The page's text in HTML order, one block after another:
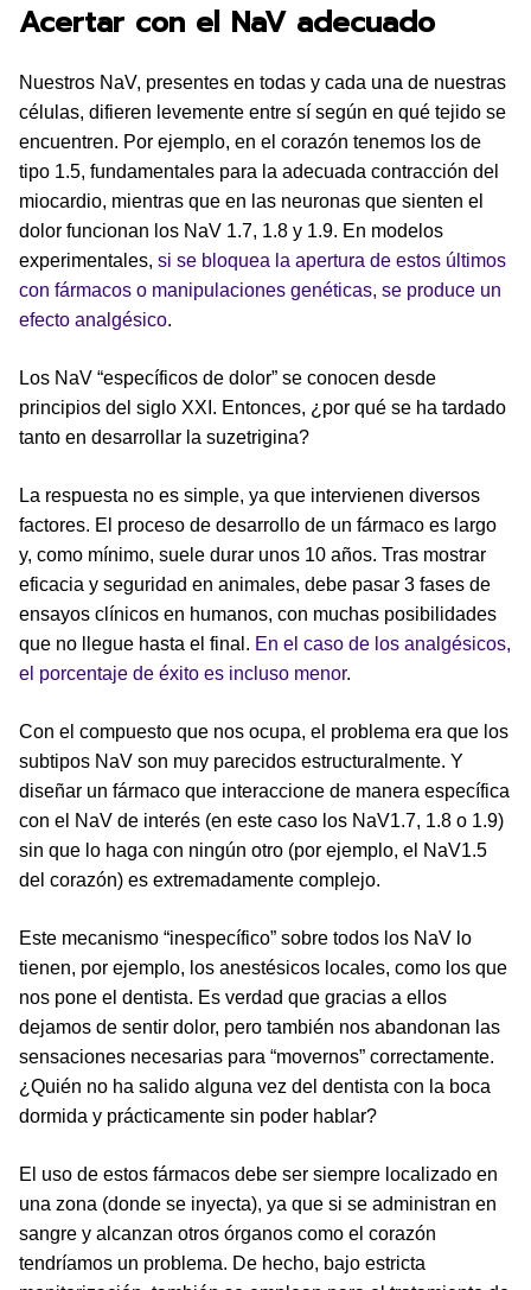
Acertar con el NaV adecuado
Nuestros NaV, presentes en todas y cada una de nuestras
células, difieren levemente entre sí según en qué tejido se
encuentren. Por ejemplo, en el corazón tenemos los de
tipo 1.5, fundamentales para la adecuada contracción del
miocardio, mientras que en las neuronas que sienten el
dolor funcionan los NaV 1.7, 1.8 y 1.9. En modelos
experimentales, si se bloquea la apertura de estos últimos
con fármacos o manipulaciones genéticas, se produce un
efecto analgésico.
Los NaV “específicos de dolor” se conocen desde
principios del siglo XXI. Entonces, ¿por qué se ha tardado
tanto en desarrollar la suzetrigina?
La respuesta no es simple, ya que intervienen diversos
factores. El proceso de desarrollo de un fármaco es largo
y, como mínimo, suele durar unos 10 años. Tras mostrar
eficacia y seguridad en animales, debe pasar 3 fases de
ensayos clínicos en humanos, con muchas posibilidades
que no llegue hasta el final. En el caso de los analgésicos,
el porcentaje de éxito es incluso menor.
Con el compuesto que nos ocupa, el problema era que los
subtipos NaV son muy parecidos estructuralmente. Y
diseñar un fármaco que interaccione de manera específica
con el NaV de interés (en este caso los NaV1.7, 1.8 o 1.9)
sin que lo haga con ningún otro (por ejemplo, el NaV1.5
del corazón) es extremadamente complejo.
Este mecanismo “inespecífico” sobre todos los NaV lo
tienen, por ejemplo, los anestésicos locales, como los que
nos pone el dentista. Es verdad que gracias a ellos
dejamos de sentir dolor, pero también nos abandonan las
sensaciones necesarias para “movernos” correctamente.
¿Quién no ha salido alguna vez del dentista con la boca
dormida y prácticamente sin poder hablar?
El uso de estos fármacos debe ser siempre localizado en
una zona (donde se inyecta), ya que si se administran en
sangre y alcanzan otros órganos como el corazón
tendríamos un problema. De hecho, bajo estricta